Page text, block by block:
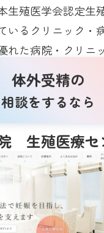
生殖医学会認定生
いるクリニック・
れた病院・クリニ
月調査時点）。
体外受精の
相談をするなら
生殖医療セ